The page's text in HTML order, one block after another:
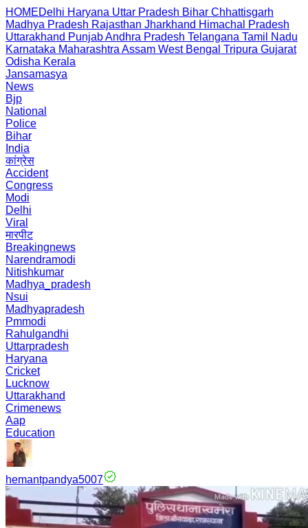
HOMEDelhi Haryana Uttar Pradesh Bihar Chhattisgarh
Madhya Pradesh Rajasthan Jharkhand Himachal Pradesh
Uttarakhand PunjabAndhra Pradesh Telangana Tamil Nadu
Karnataka Maharashtra Assam West Bengal Tripura Gujarat
Odisha Kerala
Jansamasya
News
Bjp
National
Police
Bihar
India
कांग्रेस
Accident
Congress
Modi
Delhi
Viral
मारपीट
Breakingnews
Narendramodi
Nitishkumar
Madhya_pradesh
Nsui
Madhyapradesh
Pmmodi
Rahulgandhi
Uttarpradesh
Haryana
Cricket
Lucknow
Uttarakhand
Crimenews
Aap
Education
hemantpandya5007